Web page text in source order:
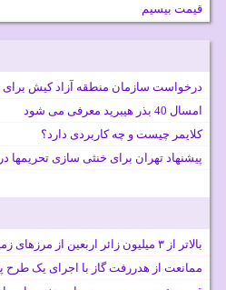
قیمت بیسیم
درخواست سازمان منطقه آزاد کیش
امسال 40 بذر هیبرید معرفی می شود
کلایمر چیست و چه کاربردی دارد؟
پیشنهاد تهران برای خنثی سازی تحریمها
بالاتر از ۳ میلیون زائر اربعین از مرزهای زمینی کشور خارج شدند
ممانعت از هدررفت گاز با اجرای یک طرح